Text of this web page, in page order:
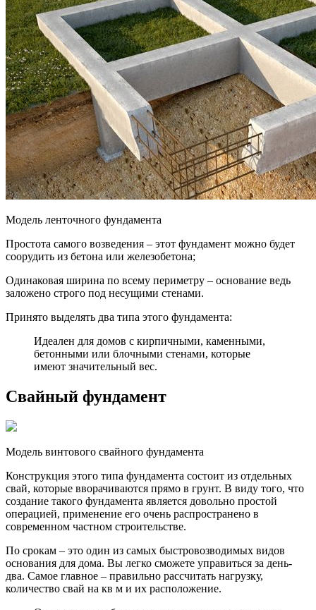
Модель ленточного фундамента
Простота самого возведения – этот фундамент можно будет
соорудить из бетона или железобетона;
Одинаковая ширина по всему периметру – основание ведь
заложено строго под несущими стенами.
Принято выделять два типа этого фундамента:
Идеален для домов с кирпичными, каменными,
бетонными или блочными стенами, которые
имеют значительный вес.
Свайный фундамент
Модель винтового свайного фундамента
Конструкция этого типа фундамента состоит из отдельных
свай, которые вворачиваются прямо в грунт. В виду того, что
создание такого фундамента является довольно простой
операцией, применение его очень распространено в
современном частном строительстве.
По срокам – это один из самых быстровозводимых видов
основания для дома. Вы легко сможете управиться за день-
два. Самое главное – правильно рассчитать нагрузку,
количество свай на кв м и их расположение.